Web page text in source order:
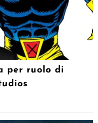
per ruolo di